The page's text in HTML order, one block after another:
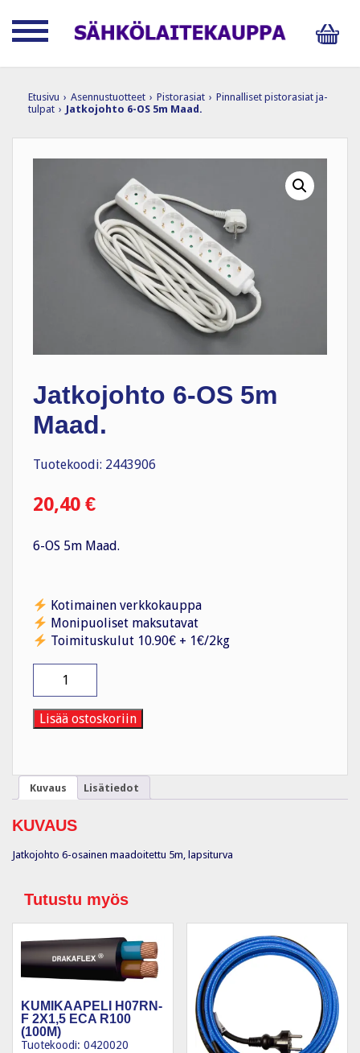
Etusivu › Asennustuotteet › Pistorasiat › Pinnalliset pistorasiat ja-
tulpat › Jatkojohto 6-OS 5m Maad.
Jatkojohto 6-OS 5m
Maad.
Tuotekoodi: 2443906
20,40 €
6-OS 5m Maad.
Kotimainen verkkokauppa
Monipuoliset maksutavat
Toimituskulut 10.90€ + 1€/2kg
OS
5m
Maad.
Lisää ostoskoriin
Kuvaus Lisätiedot
KUVAUS
Jatkojohto 6-osainen maadoitettu 5m, lapsiturva
Tutustu myös
KUMIKAAPELI H07RN-
F 2X1,5 ECA R100
(100M)
Tuotekoodi: 0420020